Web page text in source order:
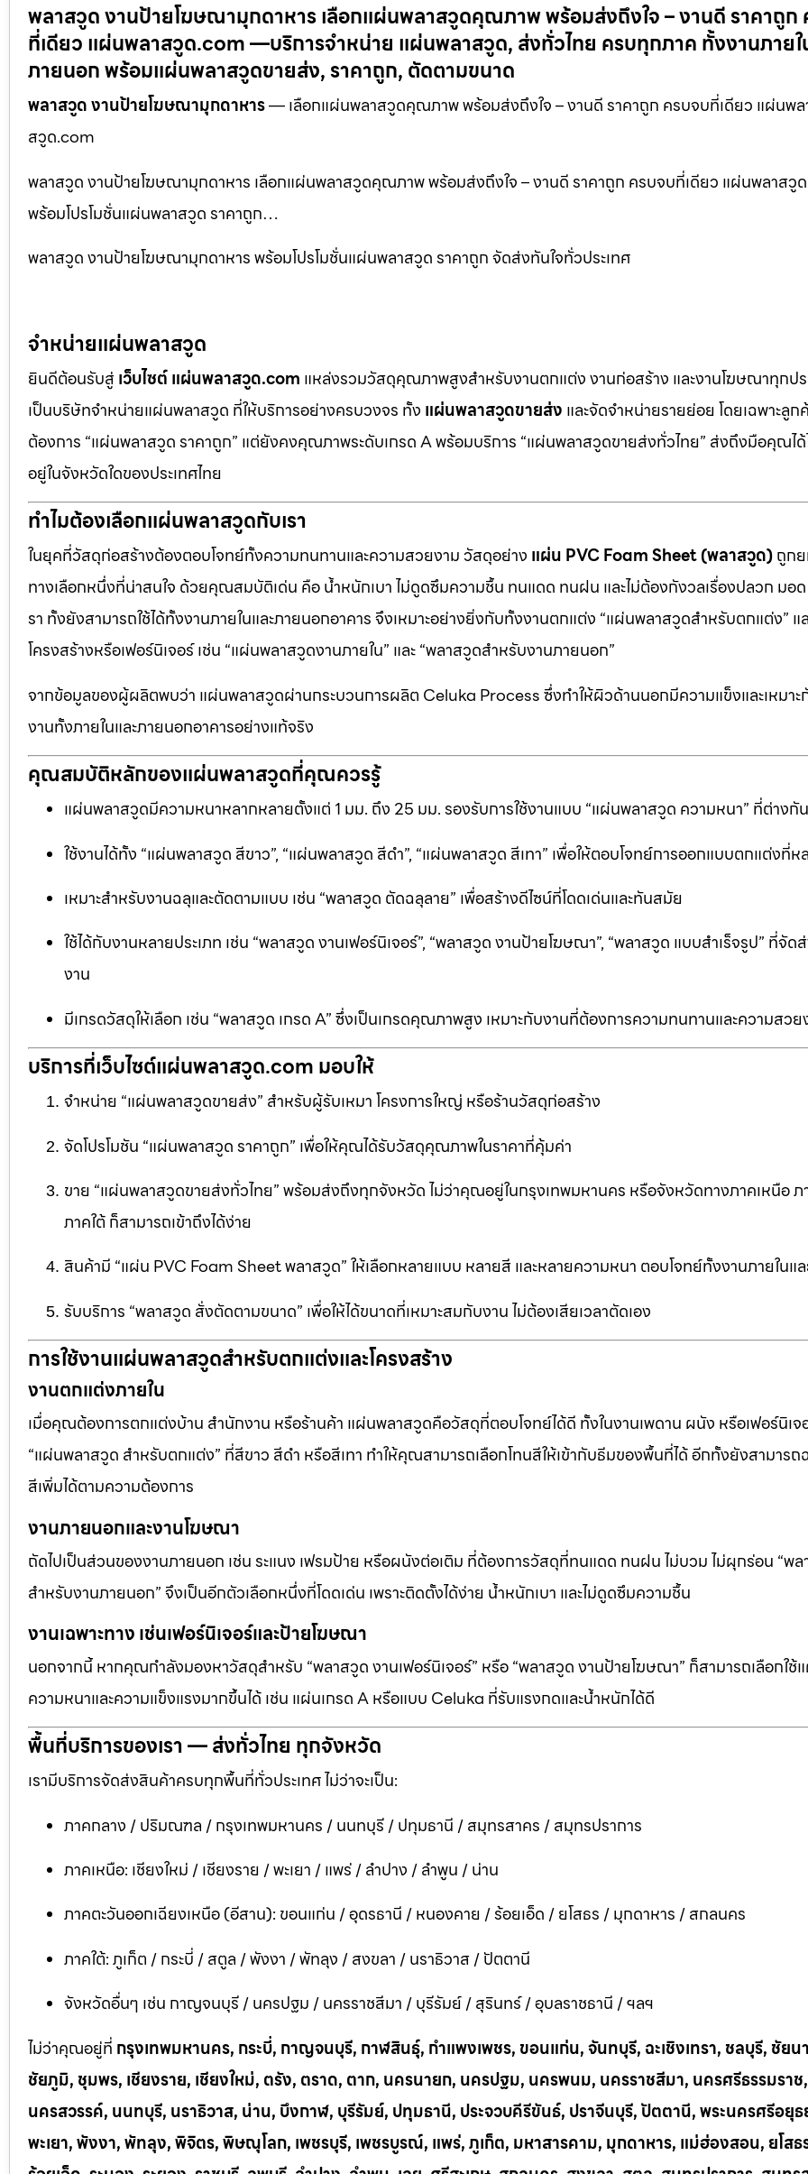
พลาสวูด งานป้ายโฆษณามุกดาหาร เลือกแผ่นพลาสวูดคุณภาพ พร้อมส่งถึงใจ – งานดี ราคาถูก
ที่เดียว แผ่นพลาสวูด.com —บริการจำหน่าย แผ่นพลาสวูด, ส่งทั่วไทย ครบทุกภาค ทั้งงานภายใ
ภายนอก พร้อมแผ่นพลาสวูดขายส่ง, ราคาถูก, ตัดตามขนาด
พลาสวูด งานป้ายโฆษณามุกดาหาร— เลือกแผ่นพลาสวูดคุณภาพ พร้อมส่งถึงใจ – งานดี ราคาถูก ครบจบที่เดียว แผ่นพล
สวูด.com
พลาสวูด งานป้ายโฆษณามุกดาหาร เลือกแผ่นพลาสวูดคุณภาพ พร้อมส่งถึงใจ – งานดี ราคาถูก ครบจบที่เดียว แผ่นพลาสวู
พร้อมโปรโมชั่นแผ่นพลาสวูด ราคาถูก…
พลาสวูด งานป้ายโฆษณามุกดาหาร พร้อมโปรโมชั่นแผ่นพลาสวูด ราคาถูก จัดส่งทันใจทั่วประเทศ
จำหน่ายแผ่นพลาสวูด
ยินดีต้อนรับสู่เว็บไซต์ แผ่นพลาสวูด.com แหล่งรวมวัสดุคุณภาพสูงสำหรับงานตกแต่ง งานก่อสร้าง และงานโฆษณาทุกประ
เป็นบริษัทจำหน่ายแผ่นพลาสวูด ที่ให้บริการอย่างครบวงจร ทั้ง แผ่นพลาสวูดขายส่ง และจัดจำหน่ายรายย่อย โดยเฉพาะลูก
ต้องการ “แผ่นพลาสวูด ราคาถูก” แต่ยังคงคุณภาพระดับเกรด A พร้อมบริการ “แผ่นพลาสวูดขายส่งทั่วไทย” ส่งถึงมือคุณไ
อยู่ในจังหวัดใดของประเทศไทย
ทำไมต้องเลือกแผ่นพลาสวูดกับเรา
ในยุคที่วัสดุก่อสร้างต้องตอบโจทย์ทั้งความทนทานและความสวยงาม วัสดุอย่าง แผ่น PVC Foam Sheet (พลาสวูด)ถูก
ทางเลือกหนึ่งที่น่าสนใจ ด้วยคุณสมบัติเด่น คือ น้ำหนักเบา ไม่ดูดซึมความชื้น ทนแดด ทนฝน และไม่ต้องกังวลเรื่องปลวก มอด
รา ทั้งยังสามารถใช้ได้ทั้งงานภายในและภายนอกอาคาร จึงเหมาะอย่างยิ่งกับทั้งงานตกแต่ง “แผ่นพลาสวูดสำหรับตกแต่ง” แ
โครงสร้างหรือเฟอร์นิเจอร์ เช่น “แผ่นพลาสวูดงานภายใน” และ “พลาสวูดสำหรับงานภายนอก”
จากข้อมูลของผู้ผลิตพบว่า แผ่นพลาสวูดผ่านกระบวนการผลิต Celuka Process ซึ่งทำให้ผิวด้านนอกมีความแข็งและเหมาะ
งานทั้งภายในและภายนอกอาคารอย่างแท้จริง
คุณสมบัติหลักของแผ่นพลาสวูดที่คุณควรรู้
แผ่นพลาสวูดมีความหนาหลากหลายตั้งแต่ 1 มม. ถึง 25 มม. รองรับการใช้งานแบบ “แผ่นพลาสวูด ความหนา” ที่ต่างกั
ใช้งานได้ทั้ง “แผ่นพลาสวูด สีขาว”, “แผ่นพลาสวูด สีดำ”, “แผ่นพลาสวูด สีเทา” เพื่อให้ตอบโจทย์การออกแบบตกแต่งที่ห
เหมาะสำหรับงานฉลุและตัดตามแบบ เช่น “พลาสวูด ตัดฉลุลาย” เพื่อสร้างดีไซน์ที่โดดเด่นและทันสมัย
ใช้ได้กับงานหลายประเภท เช่น “พลาสวูด งานเฟอร์นิเจอร์”, “พลาสวูด งานป้ายโฆษณา”, “พลาสวูด แบบสำเร็จรูป” ที่จัด
งาน
มีเกรดวัสดุให้เลือก เช่น “พลาสวูด เกรด A” ซึ่งเป็นเกรดคุณภาพสูง เหมาะกับงานที่ต้องการความทนทานและความสวย
บริการที่เว็บไซต์แผ่นพลาสวูด.com มอบให้
จำหน่าย “แผ่นพลาสวูดขายส่ง” สำหรับผู้รับเหมา โครงการใหญ่ หรือร้านวัสดุก่อสร้าง
จัดโปรโมชัน “แผ่นพลาสวูด ราคาถูก” เพื่อให้คุณได้รับวัสดุคุณภาพในราคาที่คุ้มค่า
ขาย “แผ่นพลาสวูดขายส่งทั่วไทย” พร้อมส่งถึงทุกจังหวัด ไม่ว่าคุณอยู่ในกรุงเทพมหานคร หรือจังหวัดทางภาคเหนือ ภ
ภาคใต้ ก็สามารถเข้าถึงได้ง่าย
สินค้ามี “แผ่น PVC Foam Sheet พลาสวูด” ให้เลือกหลายแบบ หลายสี และหลายความหนา ตอบโจทย์ทั้งงานภายในแ
รับบริการ “พลาสวูด สั่งตัดตามขนาด” เพื่อให้ได้ขนาดที่เหมาะสมกับงาน ไม่ต้องเสียเวลาตัดเอง
การใช้งานแผ่นพลาสวูดสำหรับตกแต่งและโครงสร้าง
งานตกแต่งภายใน
เมื่อคุณต้องการตกแต่งบ้าน สำนักงาน หรือร้านค้า แผ่นพลาสวูดคือวัสดุที่ตอบโจทย์ได้ดี ทั้งในงานเพดาน ผนัง หรือเฟอร์นิเจ
“แผ่นพลาสวูด สำหรับตกแต่ง” ที่สีขาว สีดำ หรือสีเทา ทำให้คุณสามารถเลือกโทนสีให้เข้ากับธีมของพื้นที่ได้ อีกทั้งยังสามาร
สีเพิ่มได้ตามความต้องการ
งานภายนอกและงานโฆษณา
ถัดไปเป็นส่วนของงานภายนอก เช่น ระแนง เฟรมป้าย หรือผนังต่อเติม ที่ต้องการวัสดุที่ทนแดด ทนฝน ไม่บวม ไม่ผุกร่อน “พ
สำหรับงานภายนอก” จึงเป็นอีกตัวเลือกหนึ่งที่โดดเด่น เพราะติดตั้งได้ง่าย น้ำหนักเบา และไม่ดูดซึมความชื้น
งานเฉพาะทาง เช่นเฟอร์นิเจอร์และป้ายโฆษณา
นอกจากนี้ หากคุณกำลังมองหาวัสดุสำหรับ “พลาสวูด งานเฟอร์นิเจอร์” หรือ “พลาสวูด งานป้ายโฆษณา” ก็สามารถเลือกใช้
ความหนาและความแข็งแรงมากขึ้นได้ เช่น แผ่นเกรด A หรือแบบ Celuka ที่รับแรงกดและน้ำหนักได้ดี
พื้นที่บริการของเรา — ส่งทั่วไทย ทุกจังหวัด
เรามีบริการจัดส่งสินค้าครบทุกพื้นที่ทั่วประเทศ ไม่ว่าจะเป็น:
ภาคกลาง / ปริมณฑล / กรุงเทพมหานคร / นนทบุรี / ปทุมธานี / สมุทรสาคร / สมุทรปราการ
ภาคเหนือ: เชียงใหม่ / เชียงราย / พะเยา / แพร่ / ลำปาง / ลำพูน / น่าน
ภาคตะวันออกเฉียงเหนือ (อีสาน): ขอนแก่น / อุดรธานี / หนองคาย / ร้อยเอ็ด / ยโสธร / มุกดาหาร / สกลนคร
ภาคใต้: ภูเก็ต / กระบี่ / สตูล / พังงา / พัทลุง / สงขลา / นราธิวาส / ปัตตานี
จังหวัดอื่นๆ เช่น กาญจนบุรี / นครปฐม / นครราชสีมา / บุรีรัมย์ / สุรินทร์ / อุบลราชธานี / ฯลฯ
ไม่ว่าคุณอยู่ที่ กรุงเทพมหานคร, กระบี่, กาญจนบุรี, กาฬสินธุ์, กำแพงเพชร, ขอนแก่น, จันทบุรี, ฉะเชิงเทรา, ชลบุรี, ชัยน
ชัยภูมิ, ชุมพร, เชียงราย, เชียงใหม่, ตรัง, ตราด, ตาก, นครนายก, นครปฐม, นครพนม, นครราชสีมา, นครศรีธรรมราช,
นครสวรรค์, นนทบุรี, นราธิวาส, น่าน, บึงกาฬ, บุรีรัมย์, ปทุมธานี, ประจวบคีรีขันธ์, ปราจีนบุรี, ปัตตานี, พระนครศรีอยุธ
พะเยา, พังงา, พัทลุง, พิจิตร, พิษณุโลก, เพชรบุรี, เพชรบูรณ์, แพร่, ภูเก็ต, มหาสารคาม, มุกดาหาร, แม่ฮ่องสอน, ยโสธ